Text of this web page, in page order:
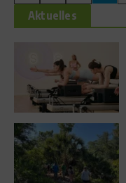
Aktuelles